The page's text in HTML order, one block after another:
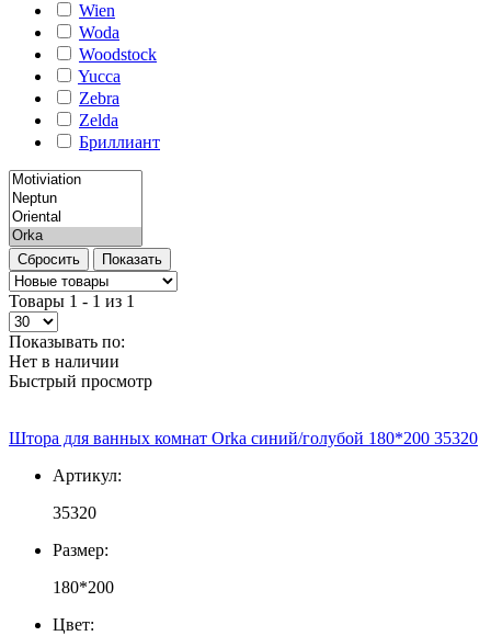
Wien
Woda
Woodstock
Yucca
Zebra
Zelda
Бриллиант
Товары 1 - 1 из 1
Показывать по:
Нет в наличии
Быстрый просмотр
Штора для ванных комнат Orka синий/голубой 180*200 35320
Артикул:
35320
Размер:
180*200
Цвет: